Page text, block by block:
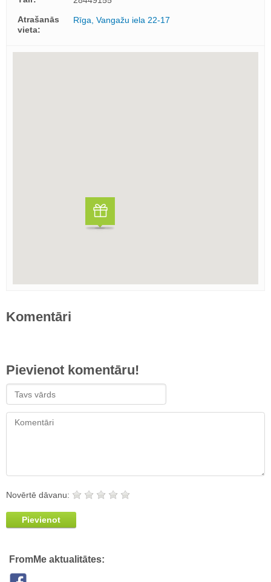
Atrašanās
vieta:
Rīga, Vangažu iela 22-17
Komentāri
Pievienot komentāru!
Novērtē dāvanu:
Pievienot
FromMe aktualitātes: